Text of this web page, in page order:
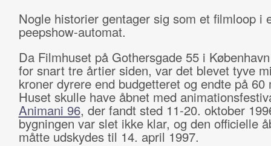
Nogle historier gentager sig som et filmloop i
peepshow-automat.
Da Filmhuset på Gothersgade 55 i
for snart tre årtier siden, var det blevet tyve
kroner dyrere end budgetteret og endte på 60
Huset skulle have åbnet med
Animani 96, der fandt sted 11-20. oktober
bygningen var slet ikke klar, og den officielle
måtte udskydes til 14. april 1997.